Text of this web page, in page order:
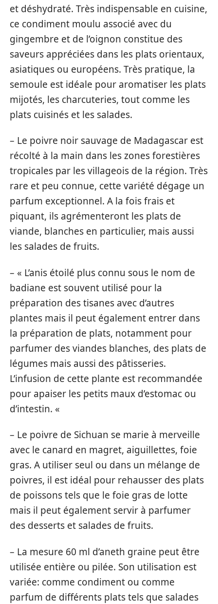
et déshydraté. Très indispensable en cuisine,
ce condiment moulu associé avec du
gingembre et de l’oignon constitue des
saveurs appréciées dans les plats orientaux,
asiatiques ou européens. Très pratique, la
semoule est idéale pour aromatiser les plats
mijotés, les charcuteries, tout comme les
plats cuisinés et les salades.
– Le poivre noir sauvage de Madagascar est
récolté à la main dans les zones forestières
tropicales par les villageois de la région. Très
rare et peu connue, cette variété dégage un
parfum exceptionnel. A la fois frais et
piquant, ils agrémenteront les plats de
viande, blanches en particulier, mais aussi
les salades de fruits.
– « L’anis étoilé plus connu sous le nom de
badiane est souvent utilisé pour la
préparation des tisanes avec d’autres
plantes mais il peut également entrer dans
la préparation de plats, notamment pour
parfumer des viandes blanches, des plats de
légumes mais aussi des pâtisseries.
L’infusion de cette plante est recommandée
pour apaiser les petits maux d’estomac ou
d’intestin. «
– Le poivre de Sichuan se marie à merveille
avec le canard en magret, aiguillettes, foie
gras. A utiliser seul ou dans un mélange de
poivres, il est idéal pour rehausser des plats
de poissons tels que le foie gras de lotte
mais il peut également servir à parfumer
des desserts et salades de fruits.
– La mesure 60 ml d’aneth graine peut être
utilisée entière ou pilée. Son utilisation est
variée: comme condiment ou comme
parfum de différents plats tels que salades